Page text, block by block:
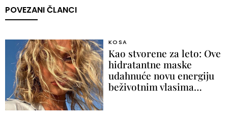
POVEZANI ČLANCI
KOSA
Kao stvorene za leto: Ove
hidratantne maske
udahnuće novu energiju
beživotnim vlasima…